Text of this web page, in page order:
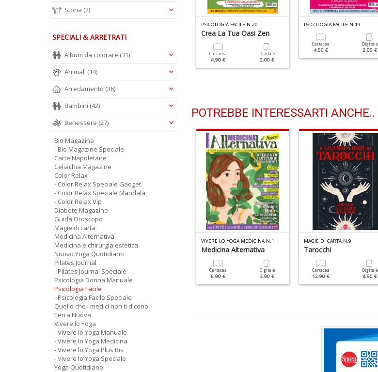
Di Coppia
Digitale
2.00 €
Quando I Figli Diventano
Adulti
Cartacea Digitale
2.00 €
PSICOLOGIA FACILE N.20
Crea La Tua Oasi Zen
Cartacea
4.90 €
Digitale
2.00 €
PSICOLOGIA FACILE N.19
Cartacea
4.50 €
Digitale
2.00 €
POTREBBE INTERESSARTI ANCHE..
MAGAZINE SPECIALE N.2
E Allergie
Digitale
VIVERE LO YOGA MEDICINA N.1
Medicina Alternativa
Cartacea
6.90 €
Digitale
3.90 €
MAGIE DI CARTA N.9
Tarocchi
Cartacea
12.90 €
Digitale
4.90 €
Storia (2)
SPECIALI & ARRETRATI
Album da colorare (31)
Animali (14)
Arredamento (36)
Bambini (42)
Benessere (27)
Bio Magazine
- Bio Magazine Speciale
Carte Napoletane
Celiachia Magazine
Color Relax
- Color Relax Speciale Gadget
- Color Relax Speciale Mandala
- Color Relax Vip
Diabete Magazine
Guida Oroscopo
Magie di carta
Medicina Alternativa
Medicina e chirurgia estetica
Nuovo Yoga Quotidiano
Pilates Journal
- Pilates Journal Speciale
Psicologia Donna Manuale
Psicologia Facile
- Psicologia Facile Speciale
Quello che i medici non ti dicono
Terra Nuova
Vivere lo Yoga
- Vivere lo Yoga Manuale
- Vivere lo Yoga Medicina
- Vivere lo Yoga Plus Bis
- Vivere lo Yoga Speciale
Yoga Quotidiano